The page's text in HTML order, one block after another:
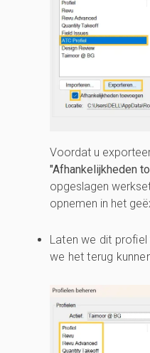
Voordat u
"Afhankelijkheden
opgeslagen
opnemen in het
Laten we dit
we het terug